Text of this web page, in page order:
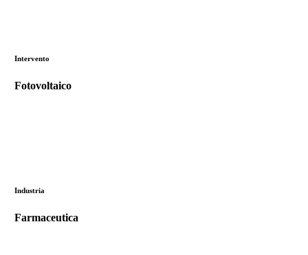
Intervento
Fotovoltaico
Industria
Farmaceutica